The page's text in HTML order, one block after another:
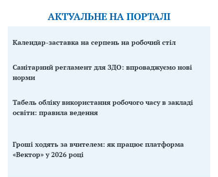
АКТУАЛЬНЕ НА ПОРТАЛІ
Календар-заставка на серпень на робочий стіл
Санітарний регламент для ЗДО: впроваджуємо нові
норми
Табель обліку використання робочого часу в закладі
освіти: правила ведення
Гроші ходять за вчителем: як працює платформа
«Вектор» у 2026 році